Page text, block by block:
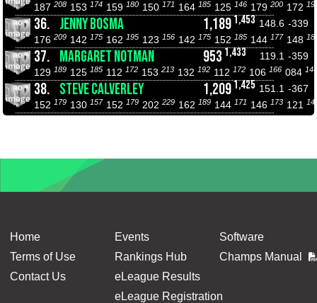
187 208 153 174 159 180 150 171 164 185 125 146 179 200 172
36. JENNY BOSMA 1,1891,453 148.6 -339
176 209 142 175 162 195 123 156 142 175 152 185 144 177 148
37. MARGARET NOTMAN 953 1,433 119.1 -359
129 189 125 185 112 172 153 213 132 192 112 172 106 166 084 144
38. STEVE CALVERLEY 1,2091,425 151.1 -367
152 179 130 157 152 179 202 229 162 189 144 171 146 173 121
Home
Terms of Use
Contact Us
Events
Rankings Hub
eLeague Results
eLeague Registration
Software
Champs Manual